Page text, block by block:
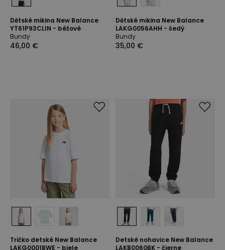
Dětské mikina New Balance
YT61P93CLIN - béžové
Bundy
46,00 €
Dětské mikina New Balance
LAKG0056AHH - šedý
Bundy
35,00 €
Tričko detské New Balance
LAKG0001BWE - biele
Detské nohavice New Balance
LAKB0060BK - čierne